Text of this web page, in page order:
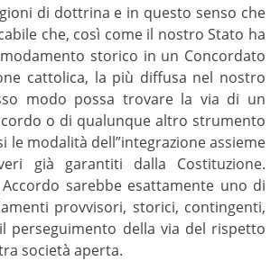
di dottrina e in questo senso che
che, così come il nostro Stato ha
storico in un Concordato
cattolica, la più diffusa nel nostro
modo possa trovare la via di un
o di qualunque altro strumento
le modalità dell”integrazione assieme
già garantiti dalla Costituzione.
sarebbe esattamente uno di
provvisori, storici, contingenti,
perseguimento della via del rispetto
società aperta.